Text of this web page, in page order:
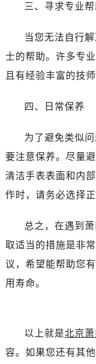
三、寻求专业帮
当您无法自行
士的帮助。许多专
且有经验丰富的技
四、日常保养
为了避免类似
要注意保养。尽量
清洁手表表面和内
作时，请务必选择
总之，在遇到
取适当的措施是非
议，希望能帮助您
用寿命。
以上就是北京
容。如果您还有其